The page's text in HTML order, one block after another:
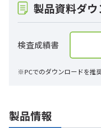
製品資料ダ
検査成績書
※PCでのダウンロードを推奨
製品情報